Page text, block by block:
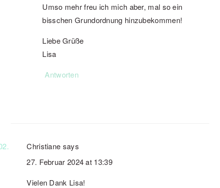
Umso mehr freu ich mich aber, mal so ein
bisschen Grundordnung hinzubekommen!
Liebe Grüße
Lisa
Antworten
Christiane says
27. Februar 2024 at 13:39
Vielen Dank Lisa!